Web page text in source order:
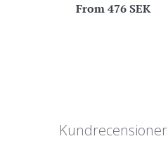
From476 SEK
Kundrecensioner